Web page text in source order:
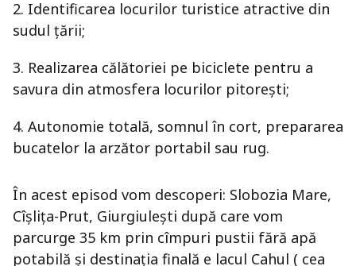
2. Identificarea locurilor turistice atractive din
sudul țării;
3. Realizarea călătoriei pe biciclete pentru a
savura din atmosfera locurilor pitorești;
4. Autonomie totală, somnul în cort, prepararea
bucatelor la arzător portabil sau rug.
În acest episod vom descoperi: Slobozia Mare,
Cîșlița-Prut, Giurgiulești după care vom
parcurge 35 km prin cîmpuri pustii fără apă
potabilă și destinația finală e lacul Cahul ( cea